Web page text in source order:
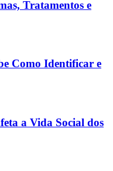
Tratamentos e
Como Identificar e
a Vida Social dos